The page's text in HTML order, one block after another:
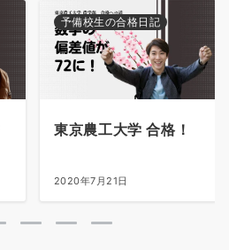
予備校生の合格日記
東京農工大学 合格！
2020年7月21日